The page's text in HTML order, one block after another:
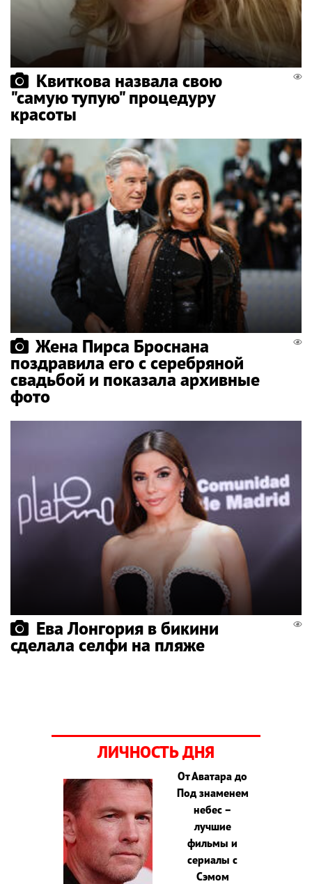
Квиткова назвала свою
"самую тупую" процедуру
красоты
Жена Пирса Броснана
поздравила его с серебряной
свадьбой и показала архивные
фото
Ева Лонгория в бикини
сделала селфи на пляже
ЛИЧНОСТЬ ДНЯ
От Аватара до
Под знаменем
небес –
лучшие
фильмы и
сериалы с
Сэмом